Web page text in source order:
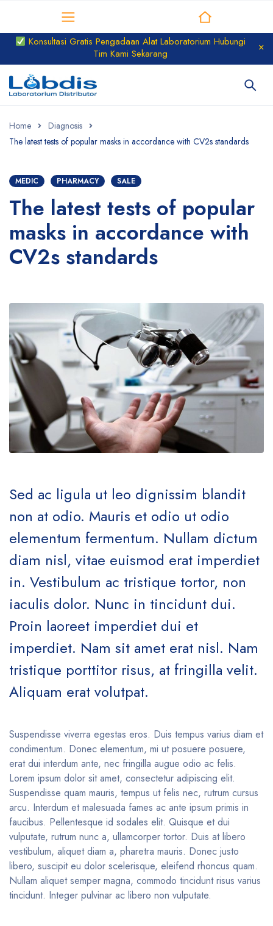
Konsultasi Gratis Pengadaan Alat Laboratorium Hubungi
Tim Kami Sekarang
Home
Diagnosis
The latest tests of popular masks in accordance with CV2s standards
MEDIC PHARMACY SALE
The latest tests of popular
masks in accordance with
CV2s standards
Sed ac ligula ut leo dignissim blandit
non at odio. Mauris et odio ut odio
elementum fermentum. Nullam dictum
diam nisl, vitae euismod erat imperdiet
in. Vestibulum ac tristique tortor, non
iaculis dolor. Nunc in tincidunt dui.
Proin laoreet imperdiet dui et
imperdiet. Nam sit amet erat nisl. Nam
tristique porttitor risus, at fringilla velit.
Aliquam erat volutpat.
Suspendisse viverra egestas eros. Duis tempus varius diam et
condimentum. Donec elementum, mi ut posuere posuere,
erat dui interdum ante, nec fringilla augue odio ac felis.
Lorem ipsum dolor sit amet, consectetur adipiscing elit.
Suspendisse quam mauris, tempus ut felis nec, rutrum cursus
arcu. Interdum et malesuada fames ac ante ipsum primis in
faucibus. Pellentesque id sodales elit. Quisque et dui
vulputate, rutrum nunc a, ullamcorper tortor. Duis at libero
vestibulum, aliquet diam a, pharetra mauris. Donec justo
libero, suscipit eu dolor scelerisque, eleifend rhoncus quam.
Nullam aliquet semper magna, commodo tincidunt risus varius
tincidunt. Integer pulvinar ac libero non vulputate.